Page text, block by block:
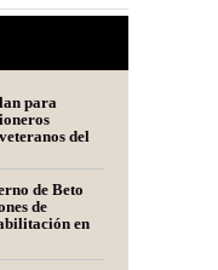
para
del
de Beto
de
en